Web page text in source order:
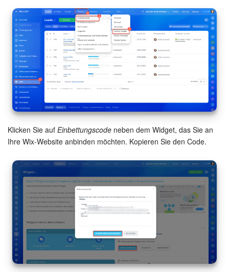
Collabs
Projektgruppen
Kalender
Drive
Webmail
CRM
Buchung
KI in Bitrix24
Elektronische Unterschrift für HR
Elektronische Unterschrift
Bestandsverwaltung
Klicken Sie auf Einbettungscode neben dem Widget, das Sie an
Ihre Wix-Website anbinden möchten. Kopieren Sie den Code.